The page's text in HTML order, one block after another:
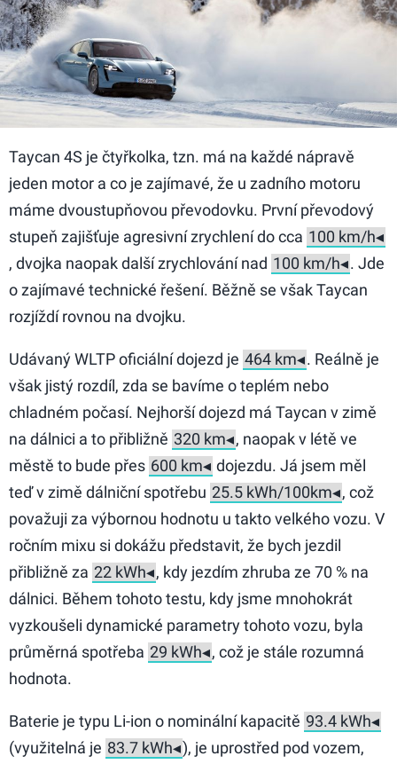
Taycan 4S je čtyřkolka, tzn. má na každé nápravě
jeden motor a co je zajímavé, že u zadního motoru
máme dvoustupňovou převodovku. První převodový
stupeň zajišťuje agresivní zrychlení do cca
, dvojka naopak další zrychlování nad
. Jde
o zajímavé technické řešení. Běžně se však Taycan
rozjíždí rovnou na dvojku.
Udávaný WLTP oficiální dojezd je
. Reálně je
však jistý rozdíl, zda se bavíme o teplém nebo
chladném počasí. Nejhorší dojezd má Taycan v zimě
na dálnici a to přibližně
, naopak v létě ve
městě to bude přes
dojezdu. Já jsem měl
teď v zimě dálniční spotřebu
, což
považuji za výbornou hodnotu u takto velkého vozu. V
ročním mixu si dokážu představit, že bych jezdil
přibližně za
, kdy jezdím zhruba ze 70 % na
dálnici. Během tohoto testu, kdy jsme mnohokrát
vyzkoušeli dynamické parametry tohoto vozu, byla
průměrná spotřeba
, což je stále rozumná
hodnota.
Baterie je typu Li-ion o nominální kapacitě
(využitelná je
), je uprostřed pod vozem,